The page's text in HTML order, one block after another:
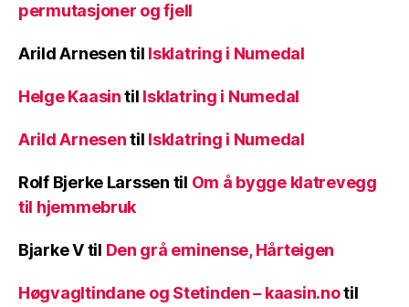
permutasjoner og fjell
Arild Arnesentil Isklatring i Numedal
Helge Kaasintil Isklatring i Numedal
Arild Arnesentil Isklatring i Numedal
Rolf Bjerke Larssen til Om å bygge klatrevegg
til hjemmebruk
Bjarke Vtil Den grå eminense, Hårteigen
Høgvagltindane og Stetinden – kaasin.notil